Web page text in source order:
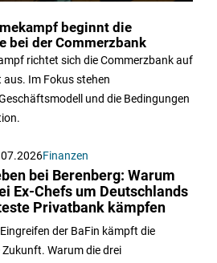
beginnt die
bei der Commerzbank
richtet sich die Commerzbank auf
Im Fokus stehen
und die Bedingungen
Finanzen
bei Berenberg: Warum
Ex-Chefs um Deutschlands
Privatbank kämpfen
der BaFin kämpft die
Warum die drei